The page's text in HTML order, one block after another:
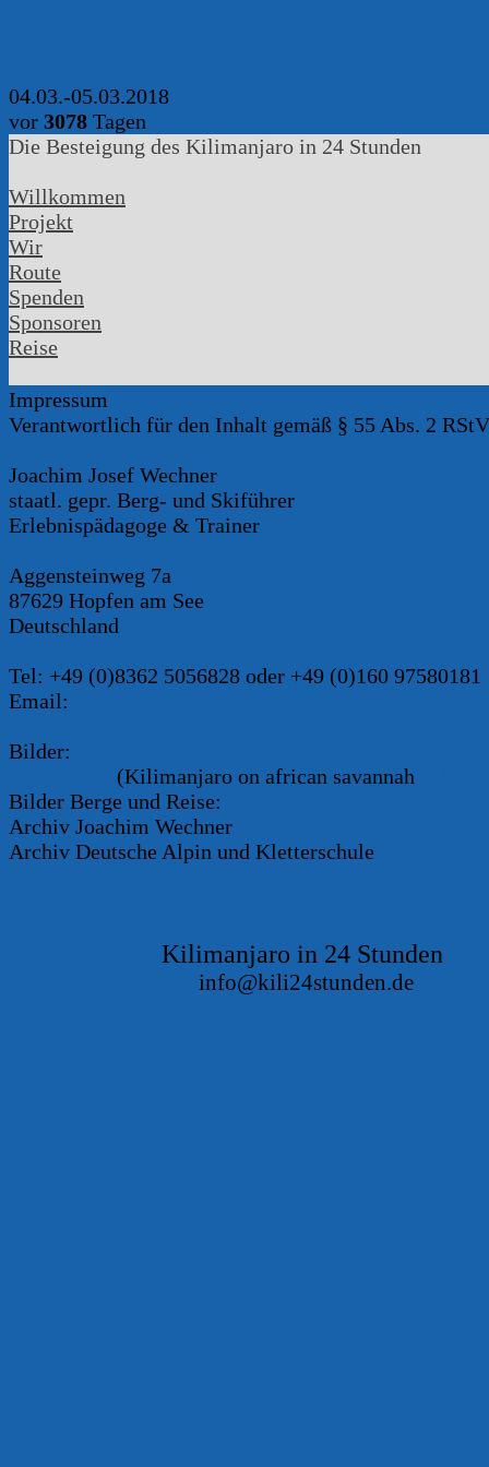
04.03.-05.03.2018
vor 3078 Tagen
Die Besteigung des Kilimanjaro in 24 Stunden
Willkommen
Projekt
Wir
Route
Spenden
Sponsoren
Reise
Impressum
Verantwortlich für den Inhalt gemäß § 55 Abs. 2
Joachim Josef Wechner
staatl. gepr. Berg- und Skiführer
Erlebnispädagoge & Trainer
Aggensteinweg 7a
87629 Hopfen am See
Deutschland
Tel: +49 (0)8362 5056828 oder +49 (0)160 97580181
Email:
Bilder:
(Kilimanjaro on african savannah
Bilder Berge und Reise:
Archiv Joachim Wechner
Archiv Deutsche Alpin und Kletterschule
Kilimanjaro in 24 Stunden
info@kili24stunden.de